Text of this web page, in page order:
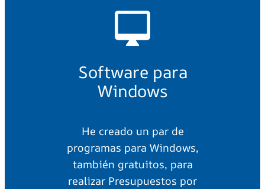
Software para
Windows
He creado un par de
programas para Windows,
también gratuitos, para
realizar Presupuestos por